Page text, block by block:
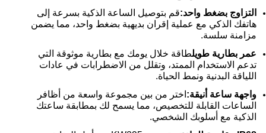
التزاوج بضغط واحد:قم بتوصيل الساعة الذكية بسرعة إلى
هاتفك الذكي مع عملية إقران بديهية بضغط واحد، مما يضمن
مزامنة سلسة.
عمر بطارية طويلطاقة خلال يومك مع بطارية موثوقة التي
تدعم الاستخدام الممتد، وتقلل من الاضطرابات في عادات
اللياقة البدنية ونمط الحياة.
واجهة ساعة أنيقة: اختر من بين مجموعة واسعة من أظافر
الساعات القابلة للتخصيص، مما يسمح لك بمطابقة ساعتك
الذكية مع أسلوبك الشخصي.